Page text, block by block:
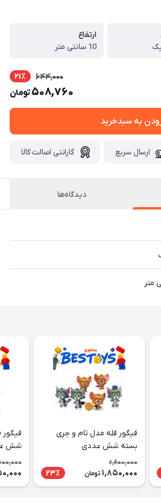
ارتفاع
10 سانتی متر
644,000 21٪
508,760تومان
به سبدخرید
ارسال سریع گارانتی اصالت کالا
دیدگاه‌ها
فیگور فله مدل تام و جری
بسته شش عددی
2,400,000
1,850,000 تومان 23٪
فیگور
شش